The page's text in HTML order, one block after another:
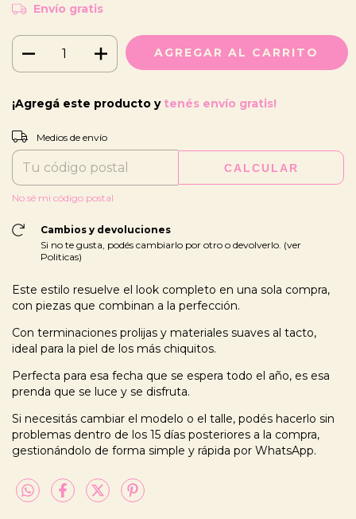
Envío gratis
¡Agregá este producto y tenés envío gratis!
Entregas para el CP:
Medios de envío
CALCULAR
No sé mi código postal
Cambios y devoluciones
Si no te gusta, podés cambiarlo por otro o devolverlo. (ver
Politicas)
Este estilo resuelve el look completo en una sola compra,
con piezas que combinan a la perfección.
Con terminaciones prolijas y materiales suaves al tacto,
ideal para la piel de los más chiquitos.
Perfecta para esa fecha que se espera todo el año, es esa
prenda que se luce y se disfruta.
Si necesitás cambiar el modelo o el talle, podés hacerlo sin
problemas dentro de los 15 días posteriores a la compra,
gestionándolo de forma simple y rápida por WhatsApp.